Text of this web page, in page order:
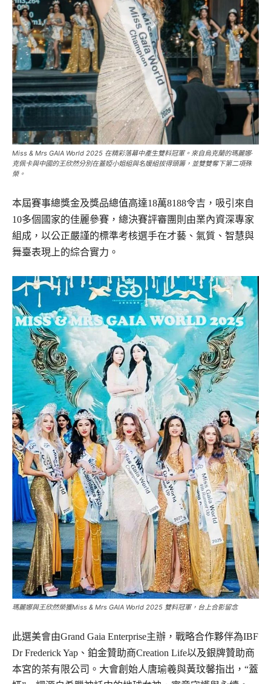
Miss & Mrs GAIA World 2025 在精彩落幕中產生雙料冠軍。來自烏克蘭的瑪麗娜·
克佩卡與中國的王欣然分別在蓋婭小姐組與名媛組拔得頭籌，並雙雙奪下第二項殊
榮。
本屆賽事總獎金及獎品總值高達18萬8188令吉，吸引來自
10多個國家的佳麗參賽，總決賽評審團則由業內資深專家
組成，以公正嚴謹的標準考核選手在才藝、氣質、智慧與
舞臺表現上的綜合實力。
瑪麗娜與王欣然榮獲Miss & Mrs GAIA World 2025 雙料冠軍，台上合影留念
此選美會由Grand Gaia Enterprise主辦，戰略合作夥伴為IBF
Dr Frederick Yap、鉑金贊助商Creation Life以及銀牌贊助商
本宮的茶有限公司。大會創始人唐瑜羲與黃玟馨指出，“蓋